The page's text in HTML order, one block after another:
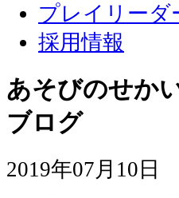
プレイリーダ
採用情報
あそびのせか
ブログ
2019年07月10日